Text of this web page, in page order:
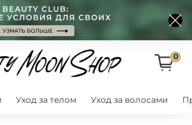
0
Уход за телом Уход за волосами